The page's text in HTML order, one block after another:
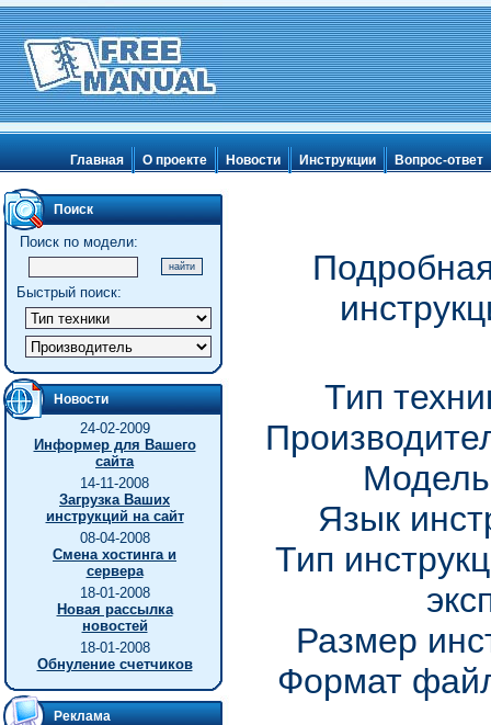
Главная О проекте Новости Инструкции Вопрос-ответ
Поиск
Поиск по модели:
Быстрый поиск:
Новости
24-02-2009
Информер для Вашего
сайта
14-11-2008
Загрузка Ваших
инструкций на сайт
08-04-2008
Смена хостинга и
сервера
18-01-2008
Новая рассылка
новостей
18-01-2008
Обнуление счетчиков
Реклама
Тип
Язык
Тип
Размер
Формат